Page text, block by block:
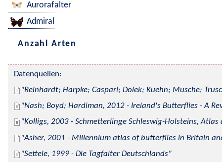
Aurorafalter
Admiral
Anzahl Arten
Datenquellen:
Reinhardt; Harpke; Caspari; Dolek; Kuehn; Musche;
Nash; Boyd; Hardiman, 2012 - Ireland's Butterflies - A
Kolligs, 2003 - Schmetterlinge Schleswig-Holsteins,
Asher, 2001 - Millennium atlas of butterflies in Britain
Settele, 1999 - Die Tagfalter Deutschlands